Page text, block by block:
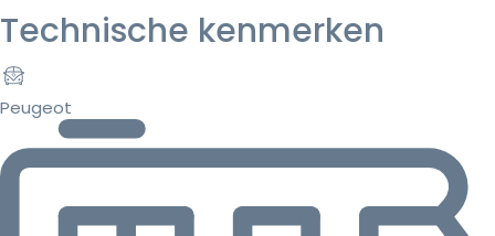
Technische kenmerken
Peugeot